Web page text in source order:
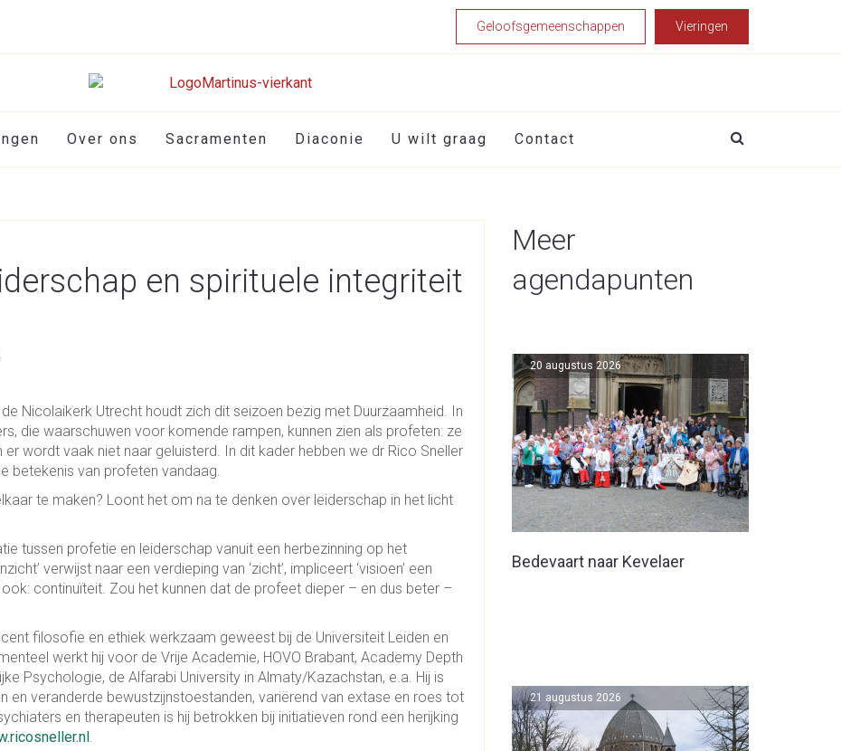
Geloofsgemeenschappen Vieringen
Over ons Sacramenten Diaconie U wilt graag Contact
en spirituele integriteit
Nicolaikerk Utrecht houdt zich dit seizoen bezig met Duurzaamheid. In
die waarschuwen voor komende rampen, kunnen zien als profeten: ze
wordt vaak niet naar geluisterd. In dit kader hebben we dr Rico Sneller
betekenis van profeten vandaag.
te maken? Loont het om na te denken over leiderschap in het licht
tussen profetie en leiderschap vanuit een herbezinning op het
verwijst naar een verdieping van ‘zicht’, impliceert ‘visioen’ een
ook: continuïteit. Zou het kunnen dat de profeet dieper – en dus beter –
filosofie en ethiek werkzaam geweest bij de Universiteit Leiden en
werkt hij voor de Vrije Academie, HOVO Brabant, Academy Depth
Psychologie, de Alfarabi University in Almaty/Kazachstan, e.a. Hij is
en veranderde bewustzijnstoestanden, variërend van extase en roes tot
en therapeuten is hij betrokken bij initiatieven rond een herijking
.
Meer
agendapunten
Bedevaart naar Kevelaer
20 augustus 2026
21 augustus 2026